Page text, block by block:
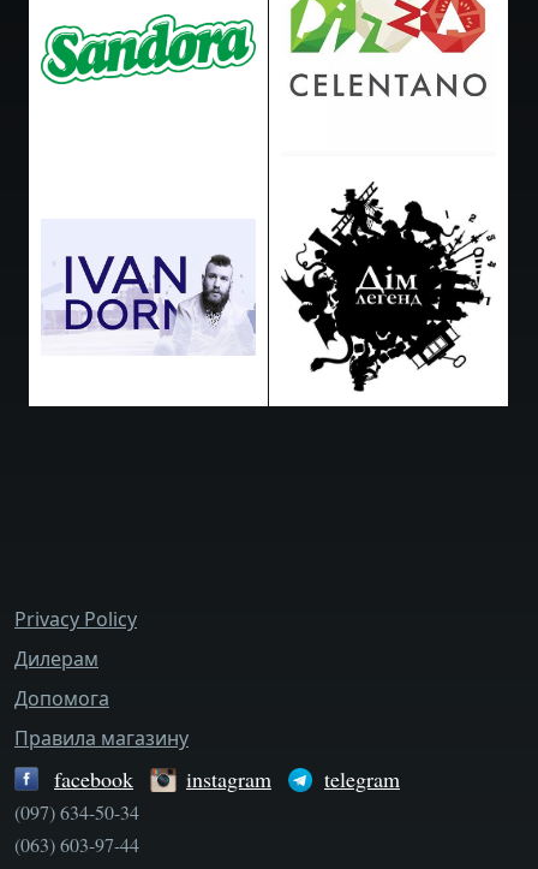
bottom_menu
Privacy Policy
Дилерам
Допомога
Правила магазину
facebook instagram telegram
(097) 634-50-34
(063) 603-97-44